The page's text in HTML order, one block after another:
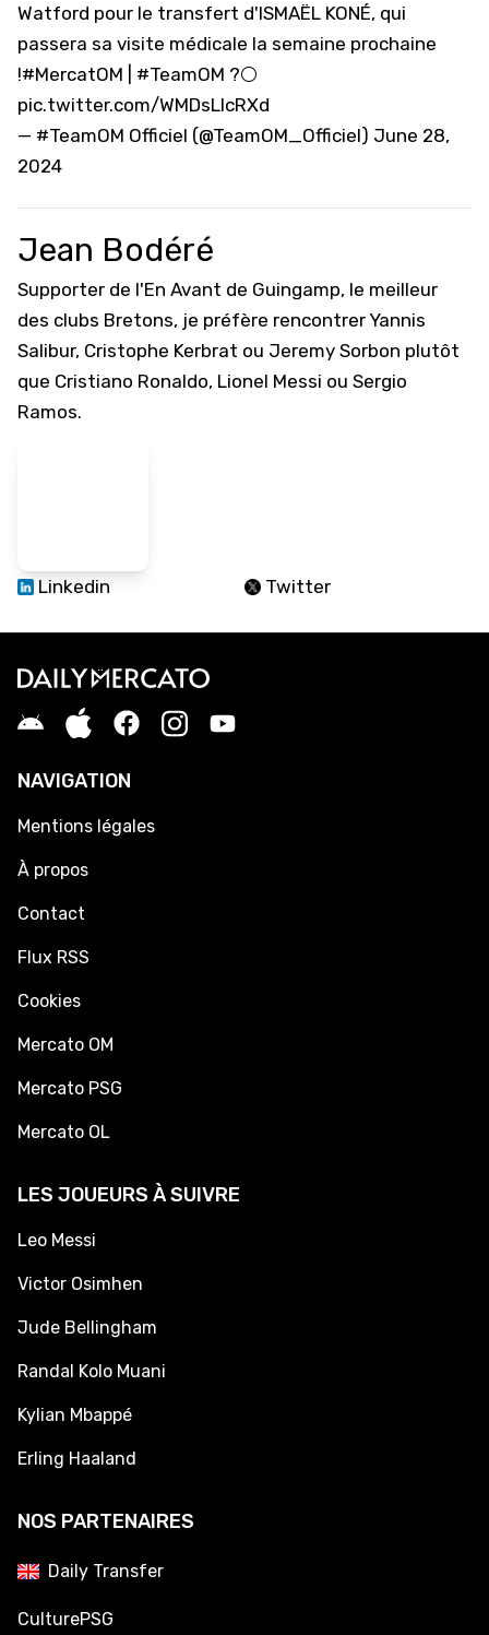
Watford pour le transfert d'ISMAËL KONÉ, qui
passera sa visite médicale la semaine prochaine
!#MercatOM #TeamOM ?⚪️
pic.twitter.com/WMDsLIcRXd
— #TeamOM Officiel (@TeamOM_Officiel) June 28,
2024
Jean Bodéré
Supporter de l'En Avant de Guingamp, le meilleur
des clubs Bretons, je préfère rencontrer Yannis
Salibur, Cristophe Kerbrat ou Jeremy Sorbon plutôt
que Cristiano Ronaldo, Lionel Messi ou Sergio
Ramos.
Linkedin Twitter
NAVIGATION
Mentions légales
À propos
Contact
Flux RSS
Cookies
Mercato OM
Mercato PSG
Mercato OL
LES JOUEURS À SUIVRE
Leo Messi
Victor Osimhen
Jude Bellingham
Randal Kolo Muani
Kylian Mbappé
Erling Haaland
NOS PARTENAIRES
Daily Transfer
CulturePSG